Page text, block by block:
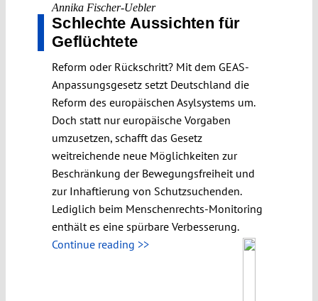
Annika Fischer-Uebler
Schlechte Aussichten für
Geflüchtete
Reform oder Rückschritt? Mit dem GEAS-
Anpassungsgesetz setzt Deutschland die
Reform des europäischen Asylsystems um.
Doch statt nur europäische Vorgaben
umzusetzen, schafft das Gesetz
weitreichende neue Möglichkeiten zur
Beschränkung der Bewegungsfreiheit und
zur Inhaftierung von Schutzsuchenden.
Lediglich beim Menschenrechts-Monitoring
enthält es eine spürbare Verbesserung.
Continue reading >>